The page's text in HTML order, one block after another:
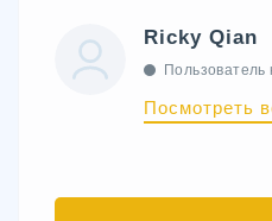
Ricky Qian
Пользователь
Посмотреть